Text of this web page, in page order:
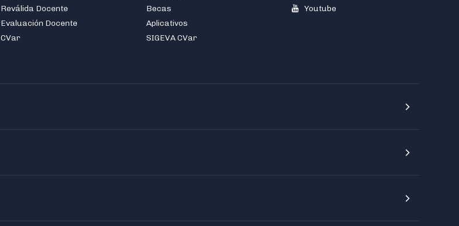
Reválida Docente
Evaluación Docente
CVar
Becas
Aplicativos
SIGEVA CVar
Youtube